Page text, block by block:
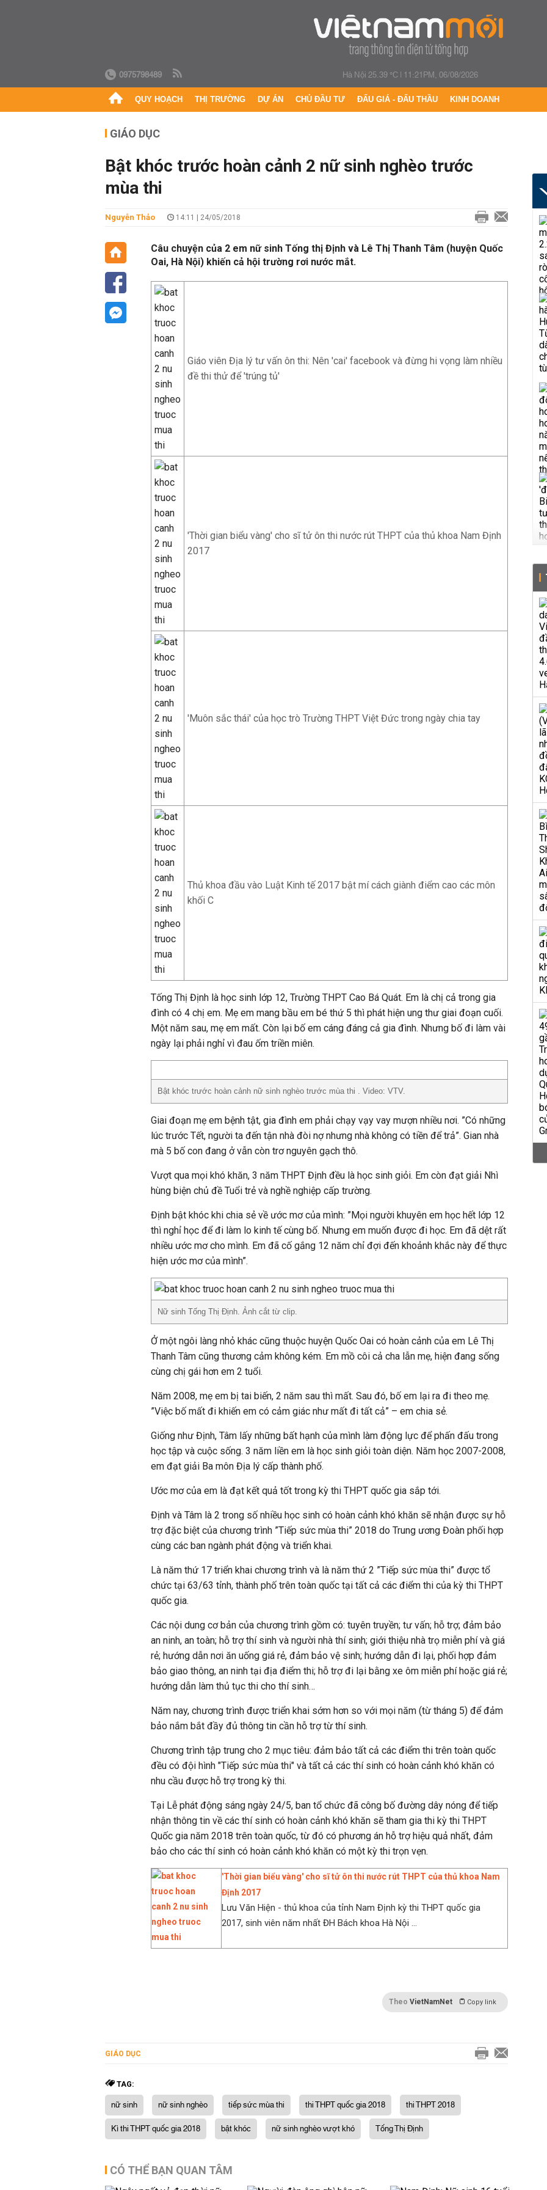
0975798489 Hà Nội 25.39 °C| 11:21PM, 06/08/2026
QUY HOẠCH THỊ TRƯỜNG DỰ ÁN CHỦ ĐẦU TƯ ĐẤU GIÁ - ĐẤU THẦU KINH DOANH
GIÁO DỤC
Bật khóc trước hoàn cảnh 2 nữ sinh nghèo trước
mùa thi
Nguyễn Thảo 14:11 | 24/05/2018
Câu chuyện của 2 em nữ sinh Tống thị Định và Lê Thị Thanh Tâm (huyện Quốc
Oai, Hà Nội) khiến cả hội trường rơi nước mắt.
Giáo viên Địa lý tư vấn ôn thi: Nên 'cai' facebook và đừng hi vọng làm nhiều
đề thi thử để 'trúng tủ'
'Thời gian biểu vàng' cho sĩ tử ôn thi nước rút THPT của thủ khoa Nam Định
2017
'Muôn sắc thái' của học trò Trường THPT Việt Đức trong ngày chia tay
Thủ khoa đầu vào Luật Kinh tế 2017 bật mí cách giành điểm cao các môn
khối C
Tống Thị Định là học sinh lớp 12, Trường THPT Cao Bá Quát. Em là chị cả trong gia
đình có 4 chị em. Mẹ em mang bầu em bé thứ 5 thì phát hiện ung thư giai đoạn cuối.
Một năm sau, mẹ em mất. Còn lại bố em cáng đáng cả gia đình. Nhưng bố đi làm vài
ngày lại phải nghỉ vì đau ốm triền miên.
Bật khóc trước hoàn cảnh nữ sinh nghèo trước mùa thi . Video: VTV.
Giai đoạn mẹ em bệnh tật, gia đình em phải chạy vạy vay mượn nhiều nơi. ”Có những
lúc trước Tết, người ta đến tận nhà đòi nợ nhưng nhà không có tiền để trả”. Gian nhà
mà 5 bố con đang ở vẫn còn trơ nguyên gạch thô.
Vượt qua mọi khó khăn, 3 năm THPT Định đều là học sinh giỏi. Em còn đạt giải Nhì
hùng biện chủ đề Tuổi trẻ và nghề nghiệp cấp trường.
Định bật khóc khi chia sẻ về ước mơ của mình: ”Mọi người khuyên em học hết lớp 12
thì nghỉ học để đi làm lo kinh tế cùng bố. Nhưng em muốn được đi học. Em đã dệt rất
nhiều ước mơ cho mình. Em đã cố gắng 12 năm chỉ đợi đến khoảnh khắc này để thực
hiện ước mơ của mình”.
Nữ sinh Tống Thị Định. Ảnh cắt từ clip.
Ở một ngôi làng nhỏ khác cũng thuộc huyện Quốc Oai có hoàn cảnh của em Lê Thị
Thanh Tâm cũng thương cảm không kém. Em mồ côi cả cha lẫn mẹ, hiện đang sống
cùng chị gái hơn em 2 tuổi.
Năm 2008, mẹ em bị tai biến, 2 năm sau thì mất. Sau đó, bố em lại ra đi theo mẹ.
”Việc bố mất đi khiến em có cảm giác như mất đi tất cả” – em chia sẻ.
Giống như Định, Tâm lấy những bất hạnh của mình làm động lực để phấn đấu trong
học tập và cuộc sống. 3 năm liền em là học sinh giỏi toàn diện. Năm học 2007-2008,
em đạt giải Ba môn Địa lý cấp thành phố.
Ước mơ của em là đạt kết quả tốt trong kỳ thi THPT quốc gia sắp tới.
Định và Tâm là 2 trong số nhiều học sinh có hoàn cảnh khó khăn sẽ nhận được sự hỗ
trợ đặc biệt của chương trình ”Tiếp sức mùa thi” 2018 do Trung ương Đoàn phối hợp
cùng các ban ngành phát động và triển khai.
Là năm thứ 17 triển khai chương trình và là năm thứ 2 ”Tiếp sức mùa thi” được tổ
chức tại 63/63 tỉnh, thành phố trên toàn quốc tại tất cả các điểm thi của kỳ thi THPT
quốc gia.
Các nội dung cơ bản của chương trình gồm có: tuyên truyền; tư vấn; hỗ trợ; đảm bảo
an ninh, an toàn; hỗ trợ thí sinh và người nhà thí sinh; giới thiệu nhà trọ miễn phí và giá
rẻ; hướng dẫn nơi ăn uống giá rẻ, đảm bảo vệ sinh; hướng dẫn đi lại, phối hợp đảm
bảo giao thông, an ninh tại địa điểm thi; hỗ trợ đi lại bằng xe ôm miễn phí hoặc giá rẻ;
hướng dẫn làm thủ tục thi cho thí sinh…
Năm nay, chương trình được triển khai sớm hơn so với mọi năm (từ tháng 5) để đảm
bảo nắm bắt đầy đủ thông tin cần hỗ trợ từ thí sinh.
Chương trình tập trung cho 2 mục tiêu: đảm bảo tất cả các điểm thi trên toàn quốc
đều có đội hình "Tiếp sức mùa thi" và tất cả các thí sinh có hoàn cảnh khó khăn có
nhu cầu được hỗ trợ trong kỳ thi.
Tại Lễ phát động sáng ngày 24/5, ban tổ chức đã công bố đường dây nóng để tiếp
nhận thông tin về các thí sinh có hoàn cảnh khó khăn sẽ tham gia thi kỳ thi THPT
Quốc gia năm 2018 trên toàn quốc, từ đó có phương án hỗ trợ hiệu quả nhất, đảm
bảo cho các thí sinh có hoàn cảnh khó khăn có một kỳ thi trọn vẹn.
'Thời gian biểu vàng' cho sĩ tử ôn thi nước rút THPT của thủ khoa Nam
Định 2017
Lưu Văn Hiện - thủ khoa của tỉnh Nam Định kỳ thi THPT quốc gia
2017, sinh viên năm nhất ĐH Bách khoa Hà Nội ...
Theo VietNamNet Copy link
GIÁO DỤC
TAG:
nữ sinh nữ sinh nghèo tiếp sức mùa thi thi THPT quốc gia 2018
thi THPT 2018
Kì thi THPT quốc gia 2018
bật khóc nữ sinh nghèo vượt khó Tống Thị Định
CÓ THỂ BẠN QUAN TÂM